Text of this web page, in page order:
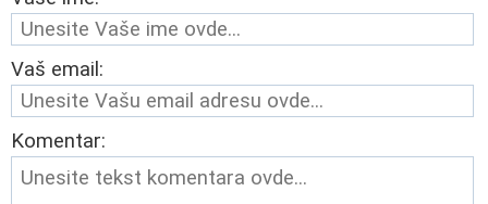
Vaš email:
Komentar: